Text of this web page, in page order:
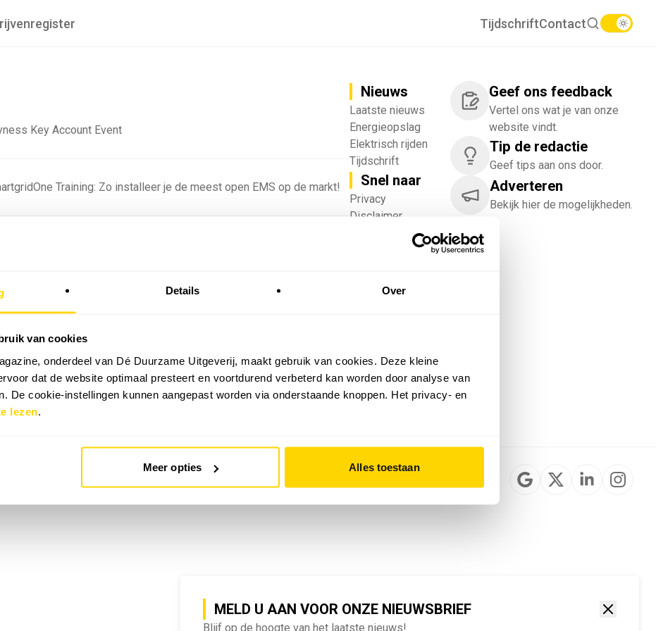
Details Over
van cookies
onderdeel van Dé Duurzame Uitgeverij, maakt gebruik van cookies. Deze kleine
dat de website optimaal presteert en voortdurend verbeterd kan worden door analyse van
De cookie-instellingen kunnen aangepast worden via onderstaande knoppen. Het privacy- en
lezen.
Meer opties Alles toestaan
MELD U AAN VOOR ONZE NIEUWSBRIEF
Blijf op de hoogte van het laatste nieuws!
TijdschriftContact
Key Account Event
Training: Zo installeer je de meest open EMS op de markt!
Training - Residentieel
batterijprofielen: hoe netbeheerders proberen
in 2035 te voorspellen
| SlimmeRik on Tour
Nieuws
Laatste nieuws
Energieopslag
Elektrisch rijden
Tijdschrift
Snel naar
Privacy
Disclaimer
Vacatures
English
Geef ons feedback
Vertel ons wat je van onze
website vindt.
Tip de redactie
Geef tips aan ons door.
Adverteren
Bekijk hier de mogelijkheden.